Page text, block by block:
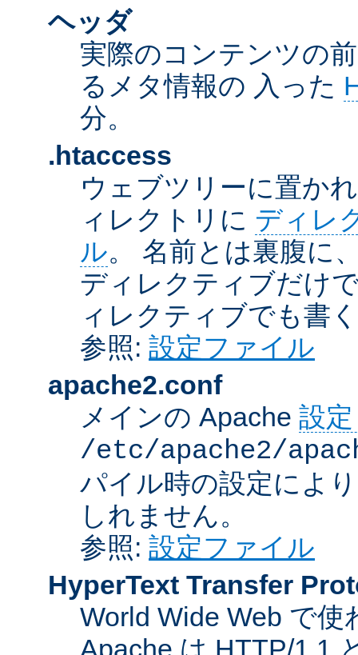
ヘッダ
実際のコンテンツの
るメタ情報の 入った
分。
.htaccess
ウェブツリーに置か
ィレクトリに ディレ
ル。 名前とは裏腹に
ディレクティブだけ
ィレクティブでも書
参照: 設定ファイル
apache2.conf
メインの Apache 設
/etc/apache2/
パイル時の設定によ
しれません。
参照: 設定ファイル
HyperText Transfer
World Wide Web で
Apache は HTTP/1.1